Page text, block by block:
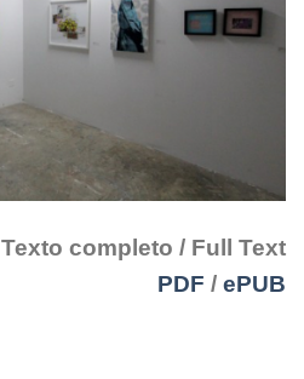
Texto completo / Full Text
PDF / ePUB